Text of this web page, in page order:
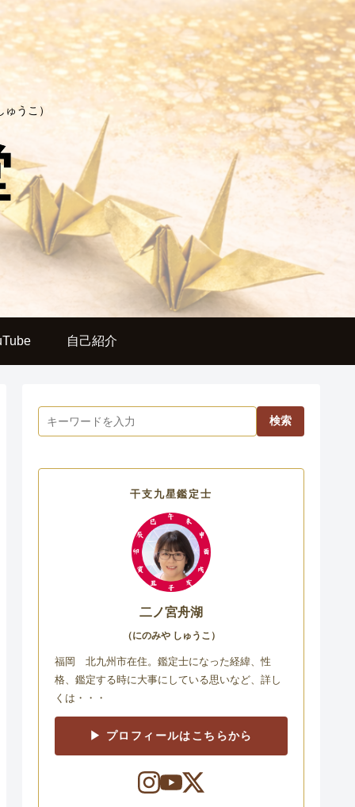
うこ）
自己紹介
検索
干支九星鑑定士
二ノ宮舟湖
（にのみや しゅうこ）
福岡 北九州市在住。鑑定士になった経緯、性
格、鑑定する時に大事にしている思いなど、詳し
くは・・・
▶ プロフィールはこちらから